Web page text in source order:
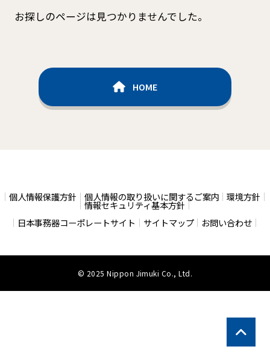
詳細検索
お探しのページは見つかりませんでした。
HOME
個人情報保護方針 個人情報の取り扱いに関するご案内 環境方針
情報セキュリティ基本方針
日本事務器コーポレートサイト
サイトマップ お問い合わせ
© 2025 Nippon Jimuki Co., Ltd.